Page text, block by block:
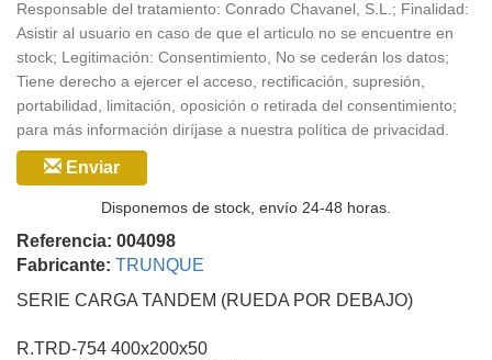
Responsable del tratamiento: Conrado Chavanel, S.L.; Finalidad:
Asistir al usuario en caso de que el articulo no se encuentre en
stock; Legitimación: Consentimiento, No se cederán los datos;
Tiene derecho a ejercer el acceso, rectificación, supresión,
portabilidad, limitación, oposición o retirada del consentimiento;
para más información diríjase a nuestra política de privacidad.
Enviar
Disponemos de stock, envío 24-48 horas.
Referencia: 004098
Fabricante: TRUNQUE
SERIE CARGA TANDEM (RUEDA POR DEBAJO)
R.TRD-754 400x200x50